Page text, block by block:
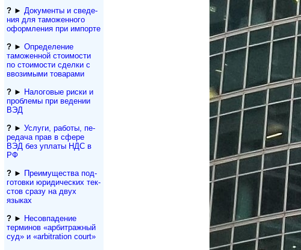
?► Документы и све­де­
ния для та­мо­жен­но­го
офор­м­ле­ния при импорте
?► Определение
таможенной стоимости
по стоимости сделки с
ввозимыми товарами
?► Налоговые риски и
проблемы при ведении
ВЭД
?► Услуги, работы, пе­
ре­да­ча прав в сфере
ВЭД без уплаты НДС в
РФ
?► Преимущества под­
гото­вки юри­ди­чес­ких тек­
с­тов сразу на двух
языках
?► Несовпадение
терминов «арбитражный
суд» и «arbitration court»